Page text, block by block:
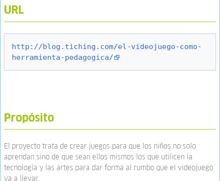
URL
http://blog.tiching.com/el-videojuego-como-
herramienta-pedagogica/
Propósito
El proyecto trata de crear juegos para que los niños no solo
aprendan sino de que sean ellos mismos los que utilicen la
tecnología y las artes para dar forma al rumbo que el videojuego
va a llevar,